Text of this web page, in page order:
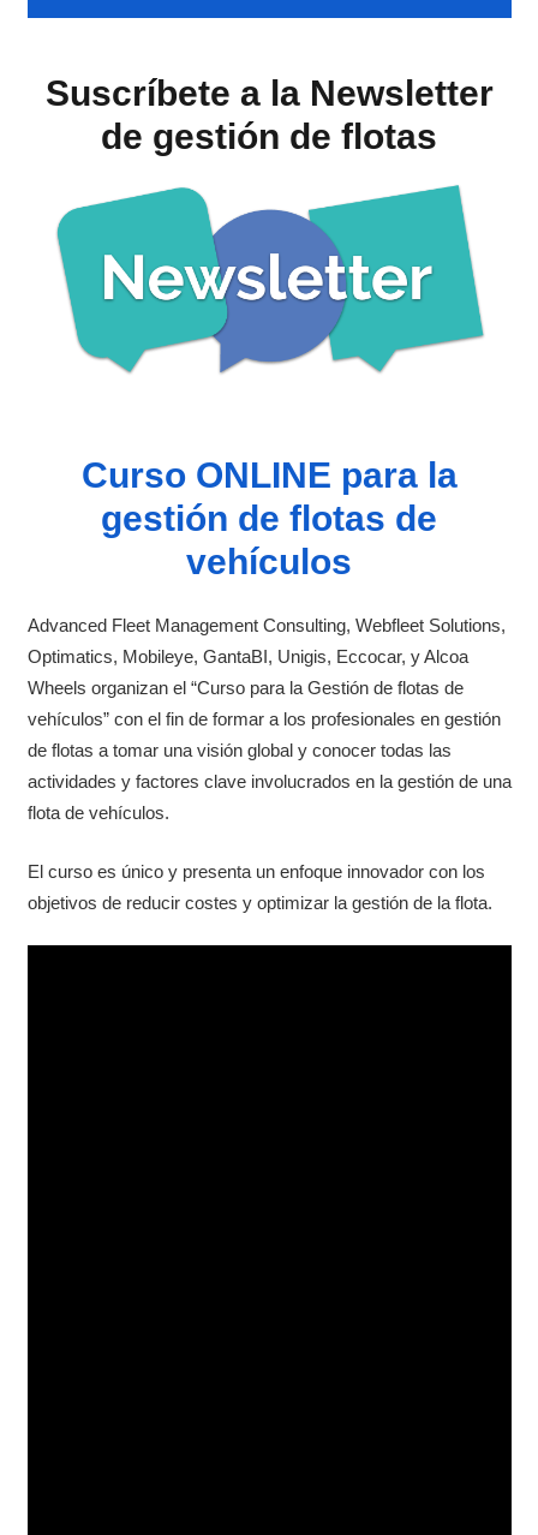
Suscríbete a la Newsletter
de gestión de flotas
Curso ONLINE para la
gestión de flotas de
vehículos
Advanced Fleet Management Consulting, Webfleet Solutions,
Optimatics, Mobileye, GantaBI, Unigis, Eccocar, y Alcoa
Wheels organizan el “Curso para la Gestión de flotas de
vehículos” con el fin de formar a los profesionales en gestión
de flotas a tomar una visión global y conocer todas las
actividades y factores clave involucrados en la gestión de una
flota de vehículos.
El curso es único y presenta un enfoque innovador con los
objetivos de reducir costes y optimizar la gestión de la flota.